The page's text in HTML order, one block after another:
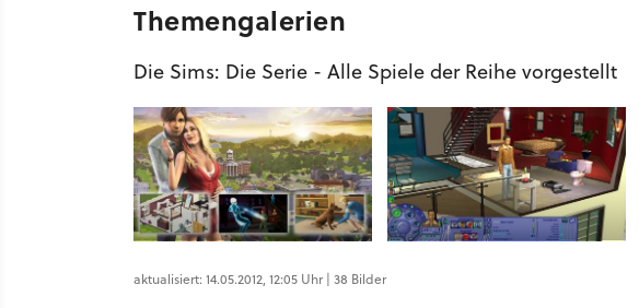
Themengalerien
Die Sims: Die Serie - Alle Spiele der Reihe vorgestellt
aktualisiert: 14.05.2012, 12:05 Uhr | 38 Bilder